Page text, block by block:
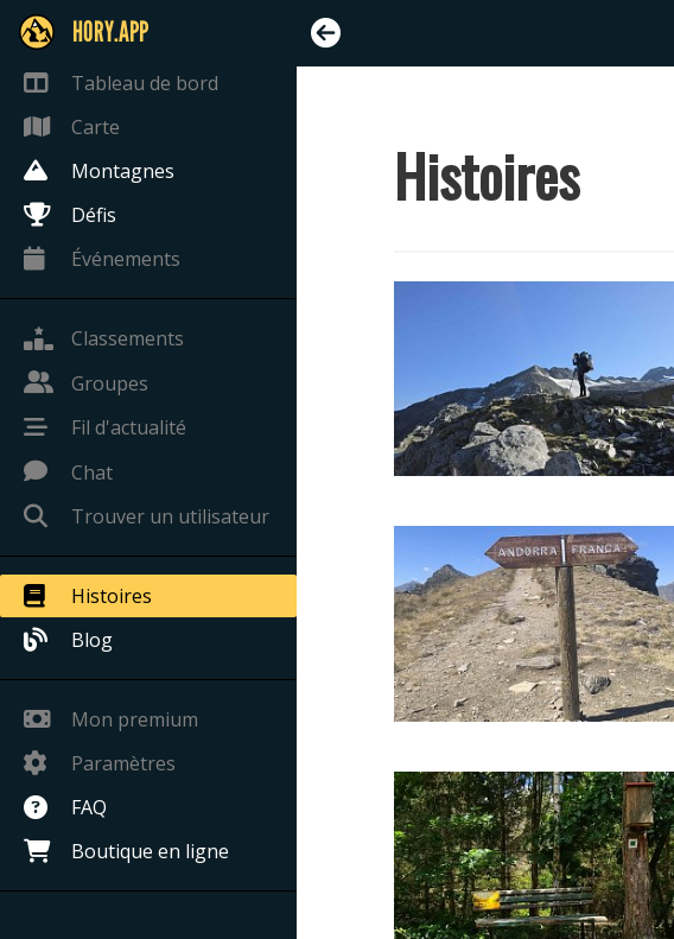
HORY.APP
Tableau de bord
Carte
Montagnes
Défis
Événements
Classements
Groupes
Fil d'actualité
Chat
Trouver un utilisateur
Histoires
Blog
Mon premium
Paramètres
FAQ
Boutique en ligne
Histoires